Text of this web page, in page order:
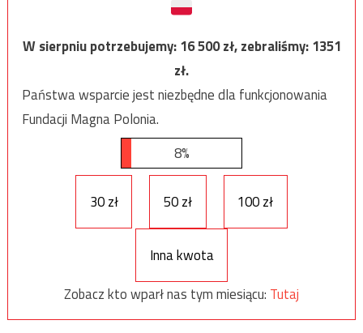
W sierpniu potrzebujemy:16 500zł, zebraliśmy:1351
zł.
Państwa wsparcie jest niezbędne dla funkcjonowania
Fundacji Magna Polonia.
8%
30 zł 50 zł 100 zł
Inna kwota
Zobacz kto wparł nas tym miesiącu: Tutaj